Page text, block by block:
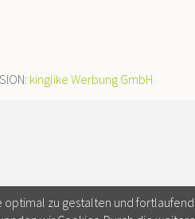
kinglike Werbung GmbH
optimal zu gestalten und fortlaufend